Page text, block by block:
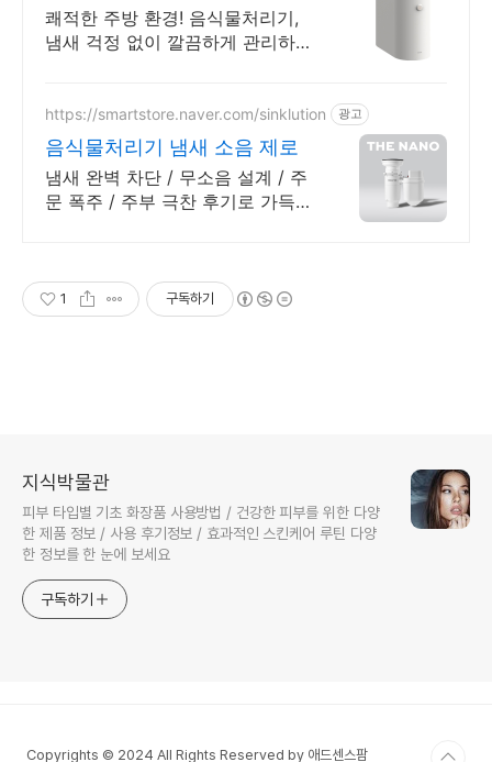
리 이제 그만!
쾌적한 주방 환경! 음식물처리기,
냄새 걱정 없이 깔끔하게 관리하세
https://smartstore.naver.com/sinklution 광고
음식물처리기 냄새 소음 제로
냄새 완벽 차단 / 무소음 설계 / 주
문 폭주 / 주부 극찬 후기로 가득한
1 구독하기
지식박물관
피부 타입별 기초 화장품 사용방법 / 건강한 피부를 위한 다양
한 제품 정보 / 사용 후기정보 / 효과적인 스킨케어 루틴 다양
한 정보를 한 눈에 보세요
구독하기
Copyrights © 2024 All Rights Reserved by 애드센스팜